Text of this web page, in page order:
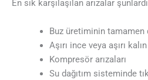
En sık karşılaşılan arızalar
Buz üretiminin tamamen
Aşırı ince veya aşırı
Kompresör arızaları
Su dağıtım sisteminde